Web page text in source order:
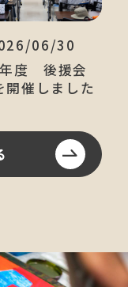
06/30
度 後援会
開催しました